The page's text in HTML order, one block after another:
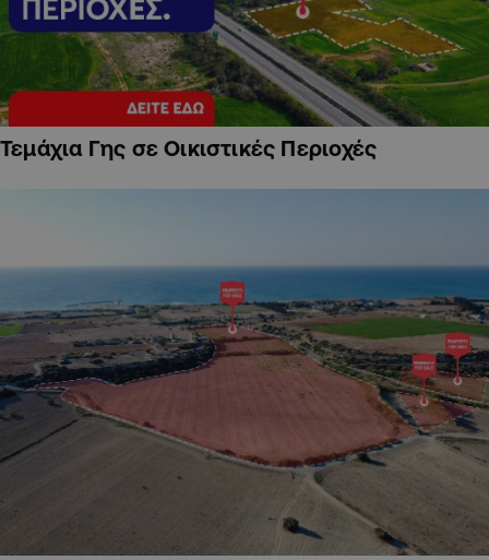
Τεμάχια Γης σε Οικιστικές Περιοχές